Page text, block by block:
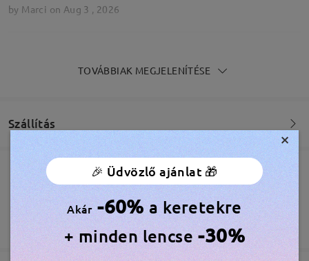
by Marci on Aug 3 , 2026
byMarci on
Olvassa el az összes
véleményt
Írjon egy véleményt
TOVÁBBIAK MEGJELENÍTÉSE
Szállítás
Megrendelés leadva
feldolgozási idő
5-7 munkanap részletek
Ingyenes Karcálló Lencsebevonat Tartozék
60 Napos Visszatérítés és Csere
365 Napos Garancia
Bővebben
×
🎉 Üdvözlő ajánlat 🎁
Akár -60% a keretekre
+ minden lencse -30%